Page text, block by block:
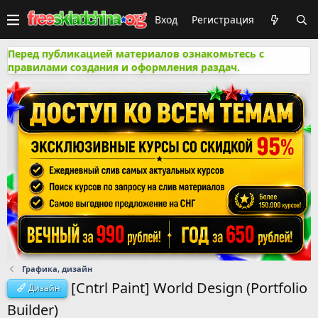
Вход Регистрация
Перед публикацией материалов ознакомьтесь с
правилами создания и оформления раздач.
Графика, дизайн
Дизайн
[Cntrl Paint] World Design (Portfolio
Builder)